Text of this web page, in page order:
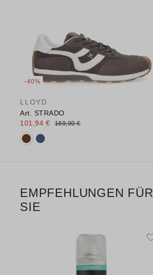
-40%
LLOYD
Art. STRADO
101,94 €
169,90 €
Verfügbare Farbvarianten:
Produktgalerie überspringen
EMPFEHLUNGEN FÜR
SIE